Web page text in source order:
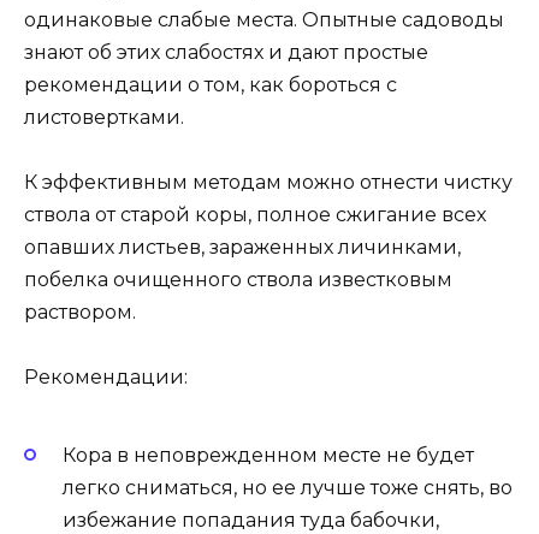
одинаковые слабые места. Опытные садоводы
знают об этих слабостях и дают простые
рекомендации о том, как бороться с
листовертками.
К эффективным методам можно отнести чистку
ствола от старой коры, полное сжигание всех
опавших листьев, зараженных личинками,
побелка очищенного ствола известковым
раствором.
Рекомендации:
Кора в неповрежденном месте не будет
легко сниматься, но ее лучше тоже снять, во
избежание попадания туда бабочки,